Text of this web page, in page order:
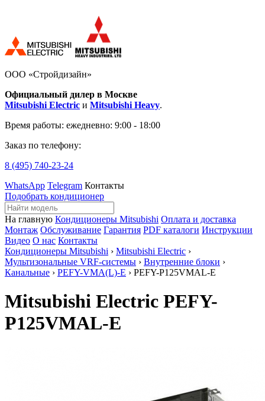
ООО «Стройдизайн»
Официальный дилер в Москве
Mitsubishi Electric и Mitsubishi Heavy.
Время работы: ежедневно: 9:00 - 18:00
Заказ по телефону:
8 (495) 740-23-24
WhatsApp Telegram Контакты
Подобрать кондиционер
На главную Кондиционеры Mitsubishi Оплата и доставка
Монтаж Обслуживание Гарантия PDF каталоги Инструкции
Видео О нас Контакты
Кондиционеры Mitsubishi › Mitsubishi Electric ›
Мультизональные VRF-системы › Внутренние блоки ›
Канальные › PEFY-VMA(L)-E › PEFY-P125VMAL-E
Mitsubishi Electric PEFY-
P125VMAL-E